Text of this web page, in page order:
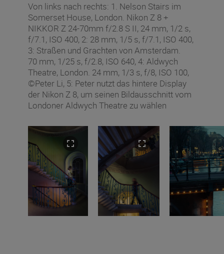
Von links nach rechts: 1. Nelson Stairs im
Somerset House, London. Nikon Z 8 +
NIKKOR Z 24-70mm f/2.8 S II, 24 mm, 1/2 s,
f/7.1, ISO 400, 2: 28 mm, 1/5 s, f/7.1, ISO 400,
3: Straßen und Grachten von Amsterdam.
70 mm, 1/25 s, f/2.8, ISO 640, 4: Aldwych
Theatre, London. 24 mm, 1/3 s, f/8, ISO 100,
©Peter Li, 5: Peter nutzt das hintere Display
der Nikon Z 8, um seinen Bildausschnitt vom
Londoner Aldwych Theatre zu wählen